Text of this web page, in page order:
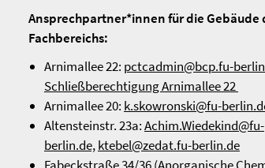
Ansprechpartner*innen für die Gebäude
Fachbereichs:
Arnimallee 22: pctcadmin@bcp.fu-
Schließberechtigung Arnimallee 22
Arnimallee 20: k.skowronski@fu-
Altensteinstr. 23a:Achim.Wiedekind@fu-
berlin.de,ktebel@zedat.fu-berlin.de